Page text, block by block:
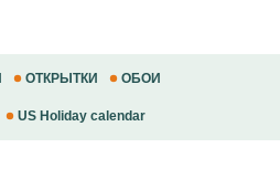
ОТКРЫТКИ ОБОИ
US Holiday calendar